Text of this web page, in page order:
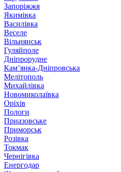
Запоріжжя
Якимівка
Василівка
Веселе
Вільнянськ
Гуляйполе
Дніпрорудне
Кам’янка-Дніпровська
Мелітополь
Михайлівка
Новомиколаївка
Оріхів
Пологи
Приазовське
Приморськ
Розівка
Токмак
Чернігівка
Енергодар